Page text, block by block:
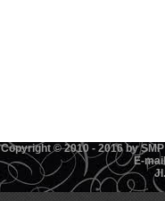
Copyright © 2010 - 2016 by
E-